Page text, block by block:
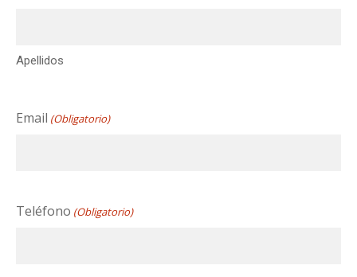
Apellidos
Email (Obligatorio)
Teléfono (Obligatorio)